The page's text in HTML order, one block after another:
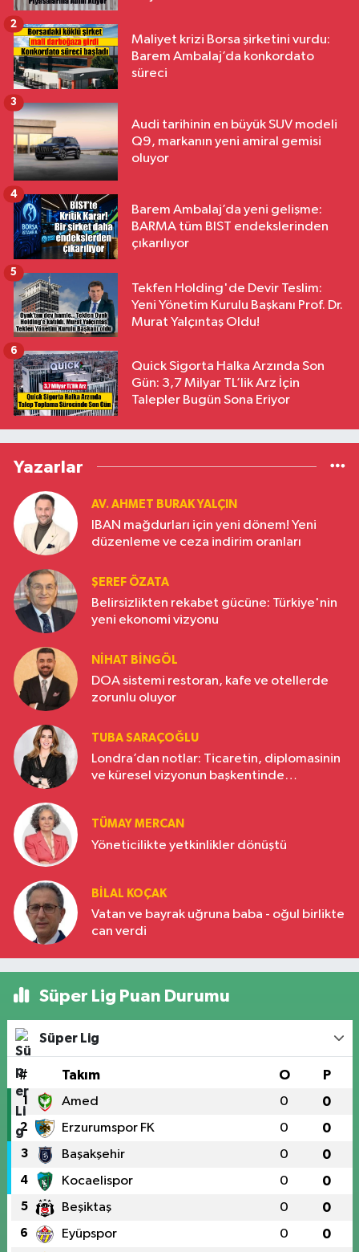
Maliyet krizi Borsa şirketini vurdu:
Barem Ambalaj’da konkordato
süreci
2
Audi tarihinin en büyük SUV modeli
Q9, markanın yeni amiral gemisi
oluyor
3
Barem Ambalaj’da yeni gelişme:
BARMA tüm BIST endekslerinden
çıkarılıyor
4
Tekfen Holding'de Devir Teslim:
Yeni Yönetim Kurulu Başkanı Prof. Dr.
Murat Yalçıntaş Oldu!
5
Quick Sigorta Halka Arzında Son
Gün: 3,7 Milyar TL’lik Arz İçin
Talepler Bugün Sona Eriyor
6
Yazarlar
AV. AHMET BURAK YALÇIN
IBAN mağdurları için yeni dönem! Yeni
düzenleme ve ceza indirim oranları
ŞEREF ÖZATA
Belirsizlikten rekabet gücüne: Türkiye'nin
yeni ekonomi vizyonu
NIHAT BINGÖL
DOA sistemi restoran, kafe ve otellerde
zorunlu oluyor
TUBA SARAÇOĞLU
Londra’dan notlar: Ticaretin, diplomasinin
ve küresel vizyonun başkentinde
TÜMAY MERCAN
Yöneticilikte yetkinlikler dönüştü
BILAL KOÇAK
Vatan ve bayrak uğruna baba - oğul birlikte
can verdi
Süper Lig Puan Durumu
Süper Lig
# Takım O P
1 Amed 0 0
2 Erzurumspor FK 0 0
3 Başakşehir 0 0
4 Kocaelispor 0 0
5 Beşiktaş 0 0
6 Eyüpspor 0 0